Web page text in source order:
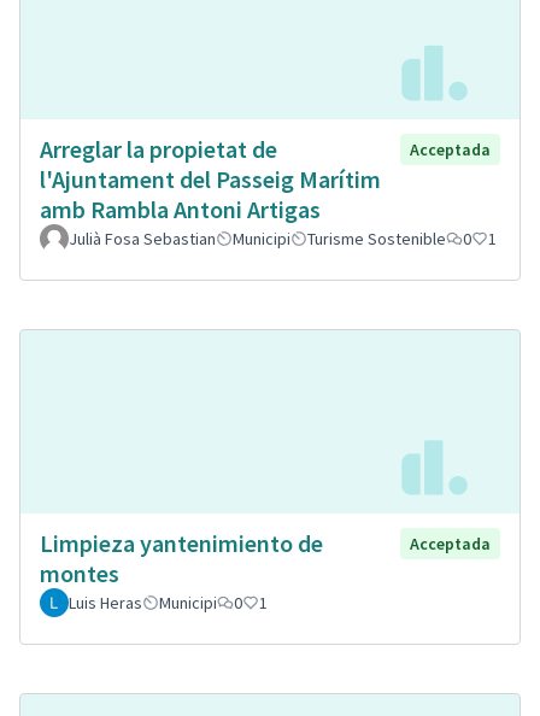
Arreglar la propietat de
l'Ajuntament del Passeig Marítim
amb Rambla Antoni Artigas
Acceptada
Julià Fosa Sebastian Municipi Turisme Sostenible 0 1
Limpieza yantenimiento de
montes
Acceptada
Luis Heras Municipi 0 1